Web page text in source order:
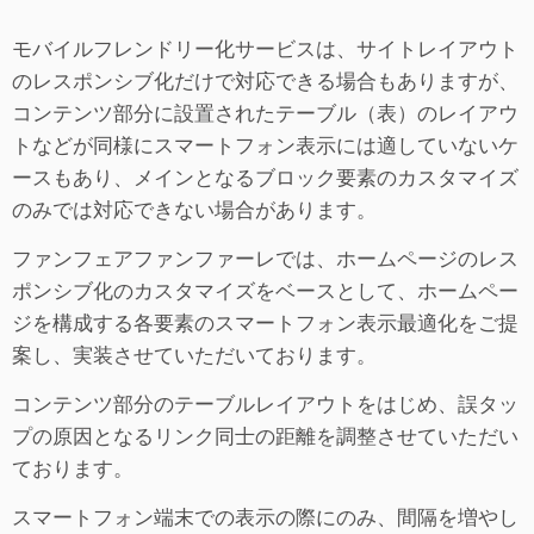
モバイルフレンドリー化サービスは、サイトレイアウト
のレスポンシブ化だけで対応できる場合もありますが、
コンテンツ部分に設置されたテーブル（表）のレイアウ
トなどが同様にスマートフォン表示には適していないケ
ースもあり、メインとなるブロック要素のカスタマイズ
のみでは対応できない場合があります。
ファンフェアファンファーレでは、ホームページのレス
ポンシブ化のカスタマイズをベースとして、ホームペー
ジを構成する各要素のスマートフォン表示最適化をご提
案し、実装させていただいております。
コンテンツ部分のテーブルレイアウトをはじめ、誤タッ
プの原因となるリンク同士の距離を調整させていただい
ております。
スマートフォン端末での表示の際にのみ、間隔を増やし